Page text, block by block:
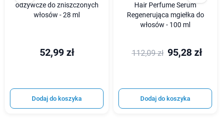
odżywcze do zniszczonych
włosów - 28 ml
52,99 zł
Dodaj do koszyka
Hair Perfume Serum
Regenerująca mgiełka do
włosów - 100 ml
112,09 zł 95,28 zł
Dodaj do koszyka